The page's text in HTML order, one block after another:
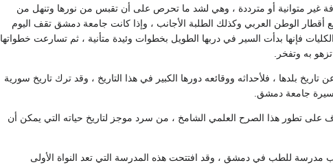
غير متوانية أو مترددة ، وهي لشد ما تحرص على أن تقبس من نورها وتنهل من
أقطار الوطن العربي وكذلك الطلبة الأجانب ، وإذا كانت جامعة دمشق تقف اليوم
فإنها بدأت السير في دربها الطويل بخطوات وئيدة متأنية ، ثم تسارعت خطواتها
به وتفخر.
بلدها ، فلأحداثه ووقائعه دورها الكبير في هذا التاريخ ، وقد ترك تاريخ سورية
جامعة دمشق.
على تطور هذا الصرح العلمي الشامخ ، من سرد موجز لتاريخ حياته التي يمكن أن
إنشاء مكتب مدرسة للطب في دمشق ، وقد افتتحت هذه المدرسة التي تعد النواة الأولى